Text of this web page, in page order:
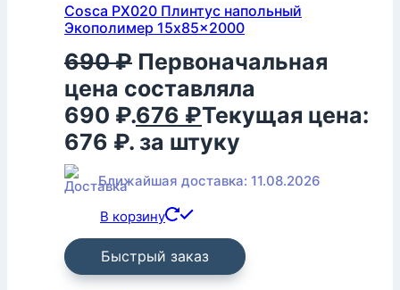
Cosca PX020 Плинтус напольный
Экополимер 15x85x2000
690₽ Первоначальная
цена составляла
690 ₽.676 ₽Текущая цена:
676 ₽. за штуку
Ближайшая доставка: 11.08.2026
В корзину
Быстрый заказ